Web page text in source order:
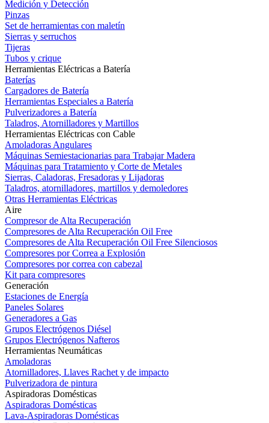
Medición y Detección
Pinzas
Set de herramientas con maletín
Sierras y serruchos
Tijeras
Tubos y crique
Herramientas Eléctricas a Batería
Baterías
Cargadores de Batería
Herramientas Especiales a Batería
Pulverizadores a Batería
Taladros, Atornilladores y Martillos
Herramientas Eléctricas con Cable
Amoladoras Angulares
Máquinas Semiestacionarias para Trabajar Madera
Máquinas para Tratamiento y Corte de Metales
Sierras, Caladoras, Fresadoras y Lijadoras
Taladros, atornilladores, martillos y demoledores
Otras Herramientas Eléctricas
Aire
Compresor de Alta Recuperación
Compresores de Alta Recuperación Oil Free
Compresores de Alta Recuperación Oil Free Silenciosos
Compresores por Correa a Explosión
Compresores por correa con cabezal
Kit para compresores
Generación
Estaciones de Energía
Paneles Solares
Generadores a Gas
Grupos Electrógenos Diésel
Grupos Electrógenos Nafteros
Herramientas Neumáticas
Amoladoras
Atornilladores, Llaves Rachet y de impacto
Pulverizadora de pintura
Aspiradoras Domésticas
Aspiradoras Domésticas
Lava-Aspiradoras Domésticas